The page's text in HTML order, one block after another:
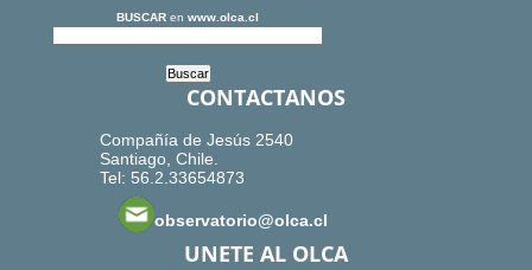
BUSCAR en www.olca.cl
CONTACTANOS
Compañía de Jesús 2540
Santiago, Chile.
Tel: 56.2.33654873
observatorio@olca.cl
UNETE AL OLCA